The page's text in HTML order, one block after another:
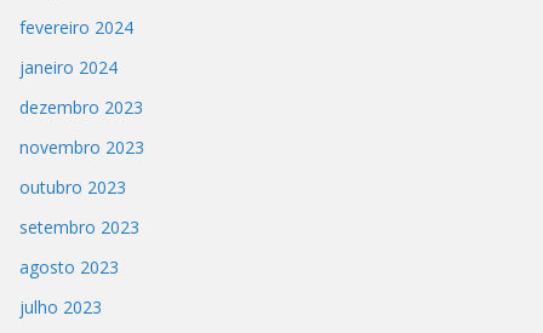
fevereiro 2024
janeiro 2024
dezembro 2023
novembro 2023
outubro 2023
setembro 2023
agosto 2023
julho 2023